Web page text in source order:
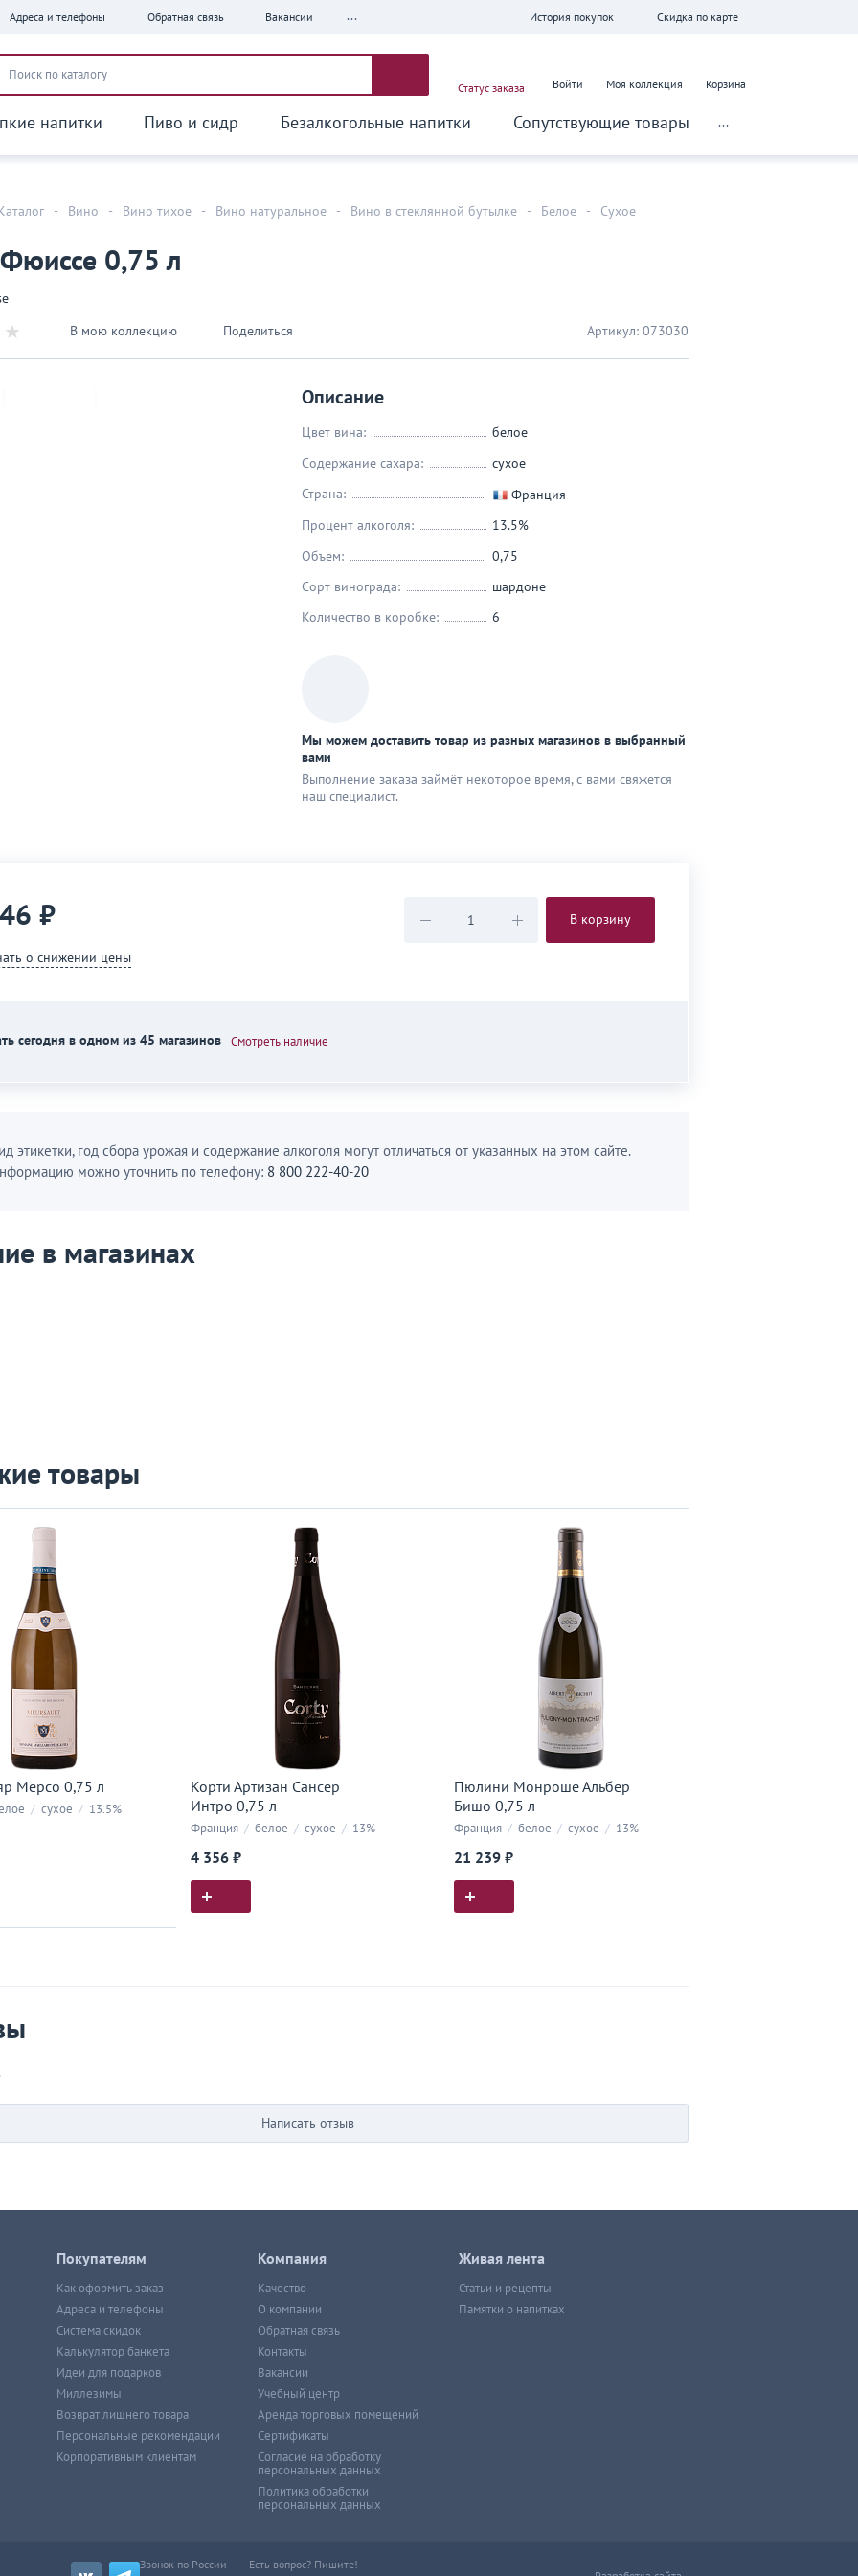
Адреса и телефоны Обратная связь Вакансии ... История покупок Скидка по карте
Статус заказа Войти Моя коллекция Корзина
напитки Пиво и сидр Безалкогольные напитки Сопутствующие товары ...
- Вино - Вино тихое - Вино натуральное - Вино в стеклянной бутылке - Белое -
Сухое
0,75 л
В мою коллекцию
Поделиться Артикул: 073030
Описание
Цвет вина:
белое
Содержание сахара:
сухое
Страна:
Франция
Процент алкоголя:
13.5%
Объем:
0,75
Сорт винограда:
шардоне
Количество в коробке:
6
Мы можем доставить товар из разных магазинов в выбранный
вами
Выполнение заказа займёт некоторое время, с вами свяжется
наш специaлист.
₽
о снижении цены
В корзину
сегодня в одном из 45 магазинов Смотреть наличие
этикетки, год сбора урожая и содержание алкоголя могут отличаться от указанных на этом сайте.
можно уточнить по телефону: 8 800 222-40-20
в магазинах
товары
Мерсо 0,75 л
/ сухое / 13.5%
Корти Артизан Сансер
Интро 0,75 л
Франция / белое / сухое / 13%
4 356 ₽
Пюлини Монроше Альбер
Бишо 0,75 л
Франция / белое / сухое / 13%
21 239 ₽
Написать отзыв
Покупателям
Как оформить заказ
Адреса и телефоны
Система скидок
Калькулятор банкета
Идеи для подарков
Миллезимы
Возврат лишнего товара
Персональные рекомендации
Корпоративным клиентам
Компания
Качество
О компании
Обратная связь
Контакты
Вакансии
Учебный центр
Аренда торговых помещений
Сертификаты
Согласие на обработку
персональных данных
Политика обработки
персональных данных
Живая лента
Статьи и рецепты
Памятки о напитках
Звонок по России Есть вопрос? Пишите!